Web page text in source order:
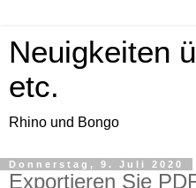
Neuigkeiten
etc.
Rhino und Bongo
Donnerstag, 9. Juli 2020
Exportieren Sie